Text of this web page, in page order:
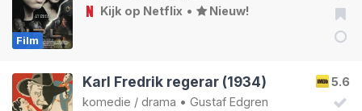
Film
Kijk op Netflix • Nieuw!
5.6
Karl Fredrik regerar (1934)
komedie / drama • Gustaf Edgren